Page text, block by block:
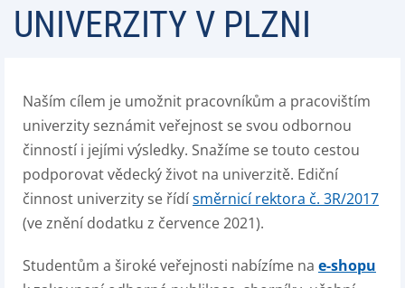
UNIVERZITY V PLZNI
Naším cílem je umožnit pracovníkům a pracovištím
univerzity seznámit veřejnost se svou odbornou
činností i jejími výsledky. Snažíme se touto cestou
podporovat vědecký život na univerzitě. Ediční
činnost univerzity se řídísměrnicí rektora č. 3R/2017
(ve znění dodatku z července 2021).
Studentům a široké veřejnosti nabízíme na e-shopu